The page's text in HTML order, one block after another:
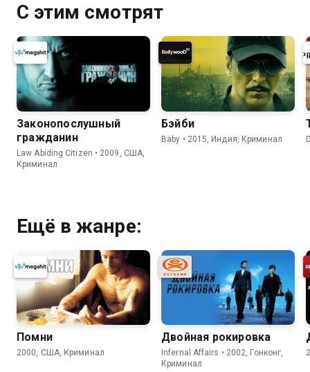
С этим смотрят
Законопослушный
гражданин
Law Abiding Citizen • 2009, США,
Криминал
Бэйби
Baby • 2015, Индия, Криминал
Ещё в жанре:
Помни
2000, США, Криминал
Двойная рокировка
Infernal Affairs • 2002, Гонконг,
Криминал